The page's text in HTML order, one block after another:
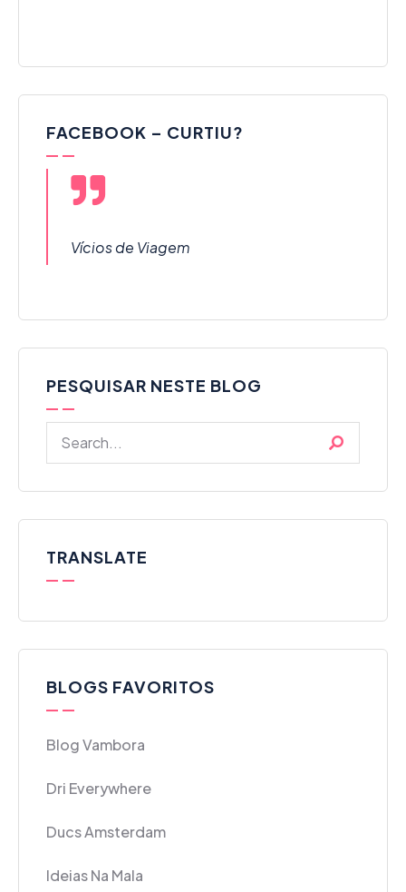
FACEBOOK – CURTIU?
Vícios de Viagem
PESQUISAR NESTE BLOG
TRANSLATE
BLOGS FAVORITOS
Blog Vambora
Dri Everywhere
Ducs Amsterdam
Ideias Na Mala